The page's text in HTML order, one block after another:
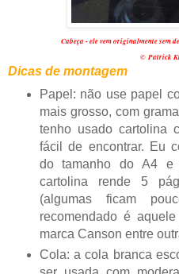
Cabeça - ele vem originalmente sem
© Patrick
Dicas de montagem
Papel: não use papel
mais grosso, com
tenho usado cartolina
fácil de encontrar. Eu
do tamanho do A4 e
cartolina rende 5
(algumas ficam
recomendado é
marca Canson entre
Cola: a cola branca